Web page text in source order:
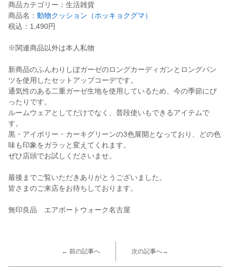
商品カテゴリー：生活雑貨
商品名： 動物クッション（ホッキョクグマ）
税込：1,490円
※関連商品以外は本人私物
新商品のふんわりしぼガーゼのロングカーディガンとロングパン
ツを使用したセットアップコーデです。
通気性のある二重ガーゼ生地を使用しているため、今の季節にぴ
ったりです。
ルームウェアとしてだけでなく、普段使いもできるアイテムで
す。
黒・アイボリー・カーキグリーンの3色展開となっており、どの色
味も印象をガラッと変えてくれます。
ぜひ店頭でお試しくださいませ。
最後までご覧いただきありがとうございました。
皆さまのご来店をお待ちしております。
無印良品 エアポートウォーク名古屋
← 前の記事へ 次の記事へ→